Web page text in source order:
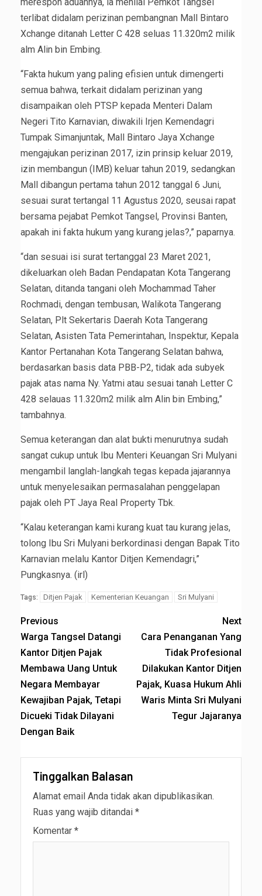
terlibat didalam perizinan pembangnan Mall Bintaro
Xchange ditanah Letter C 428 seluas 11.320m2 milik
alm Alin bin Embing.
“Fakta hukum yang paling efisien untuk dimengerti
semua bahwa, terkait didalam perizinan yang
disampaikan oleh PTSP kepada Menteri Dalam
Negeri Tito Karnavian, diwakili Irjen Kemendagri
Tumpak Simanjuntak, Mall Bintaro Jaya Xchange
mengajukan perizinan 2017, izin prinsip keluar 2019,
izin membangun (IMB) keluar tahun 2019, sedangkan
Mall dibangun pertama tahun 2012 tanggal 6 Juni,
sesuai surat tertangal 11 Agustus 2020, seusai rapat
bersama pejabat Pemkot Tangsel, Provinsi Banten,
apakah ini fakta hukum yang kurang jelas?,” paparnya.
“dan sesuai isi surat tertanggal 23 Maret 2021,
dikeluarkan oleh Badan Pendapatan Kota Tangerang
Selatan, ditanda tangani oleh Mochammad Taher
Rochmadi, dengan tembusan, Walikota Tangerang
Selatan, Plt Sekertaris Daerah Kota Tangerang
Selatan, Asisten Tata Pemerintahan, Inspektur, Kepala
Kantor Pertanahan Kota Tangerang Selatan bahwa,
berdasarkan basis data PBB-P2, tidak ada subyek
pajak atas nama Ny. Yatmi atau sesuai tanah Letter C
428 selauas 11.320m2 milik alm Alin bin Embing,”
tambahnya.
Semua keterangan dan alat bukti menurutnya sudah
sangat cukup untuk Ibu Menteri Keuangan Sri Mulyani
mengambil langlah-langkah tegas kepada jajarannya
untuk menyelesaikan permasalahan penggelapan
pajak oleh PT Jaya Real Property Tbk.
“Kalau keterangan kami kurang kuat tau kurang jelas,
tolong Ibu Sri Mulyani berkordinasi dengan Bapak Tito
Karnavian melalu Kantor Ditjen Kemendagri,”
Pungkasnya. (irl)
Tags: Ditjen Pajak Kementerian Keuangan Sri Mulyani
Previous
Warga Tangsel Datangi
Kantor Ditjen Pajak
Membawa Uang Untuk
Negara Membayar
Kewajiban Pajak, Tetapi
Dicueki Tidak Dilayani
Dengan Baik
Next
Cara Penanganan Yang
Tidak Profesional
Dilakukan Kantor Ditjen
Pajak, Kuasa Hukum Ahli
Waris Minta Sri Mulyani
Tegur Jajaranya
Tinggalkan Balasan
Alamat email Anda tidak akan dipublikasikan.
Ruas yang wajib ditandai *
Komentar *